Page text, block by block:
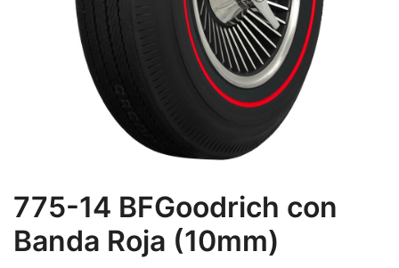
775-14 BFGoodrich con
Banda Roja (10mm)